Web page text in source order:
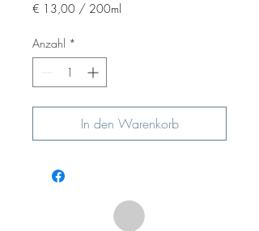
€ 13,00 / 200ml
pro
200
Milliliter
Anzahl *
In den Warenkorb